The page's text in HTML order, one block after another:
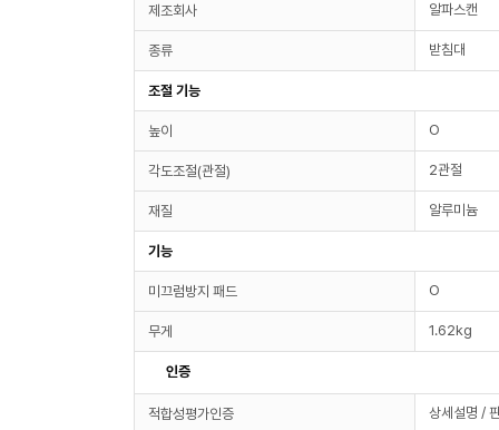
제조회사 알파스캔
종류 받침대
조절 기능
높이 O
각도조절(관절) 2관절
재질 알루미늄
기능
미끄럼방지 패드 O
무게 1.62kg
인증
적합성평가인증 상세설명 /